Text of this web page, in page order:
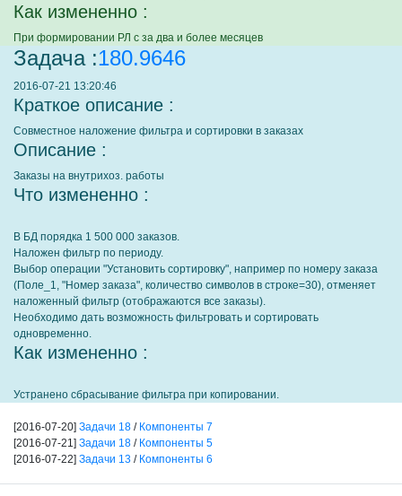
Как измененно :
При формировании РЛ с за два и более месяцев
Задача :180.9646
2016-07-21 13:20:46
Краткое описание :
Совместное наложение фильтра и сортировки в заказах
Описание :
Заказы на внутрихоз. работы
Что измененно :
В БД порядка 1 500 000 заказов.
Наложен фильтр по периоду.
Выбор операции "Установить сортировку", например по номеру заказа
(Поле_1, "Номер заказа", количество символов в строке=30), отменяет
наложенный фильтр (отображаются все заказы).
Необходимо дать возможность фильтровать и сортировать
одновременно.
Как измененно :
Устранено сбрасывание фильтра при копировании.
[2016-07-20] Задачи 18 / Компоненты 7
[2016-07-21] Задачи 18 / Компоненты 5
[2016-07-22] Задачи 13 / Компоненты 6